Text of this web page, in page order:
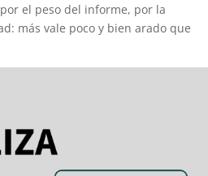
el peso del informe, por la
más vale poco y bien arado que